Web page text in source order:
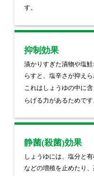
す。
抑制効果
漬かりすぎた漬物や塩
らすと、塩辛さが抑え
これはしょうゆの中に
らげる力があるためです
静菌(殺菌)効果
しょうゆには、塩分と
などの増殖を止めたり